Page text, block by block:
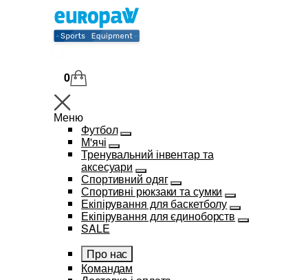
0
Меню
Футбол
М'ячі
Тренувальний інвентар та
аксесуари
Спортивний одяг
Спортивні рюкзаки та сумки
Екіпірування для баскетболу
Екіпірування для єдиноборств
SALE
Про нас
Командам